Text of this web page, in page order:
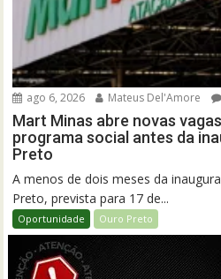
ago 6, 2026 Mateus Del'Amore
Mart Minas abre novas
programa social antes da
Preto
A menos de dois meses da
Preto, prevista para 17 de...
Oportunidade Ouro Preto